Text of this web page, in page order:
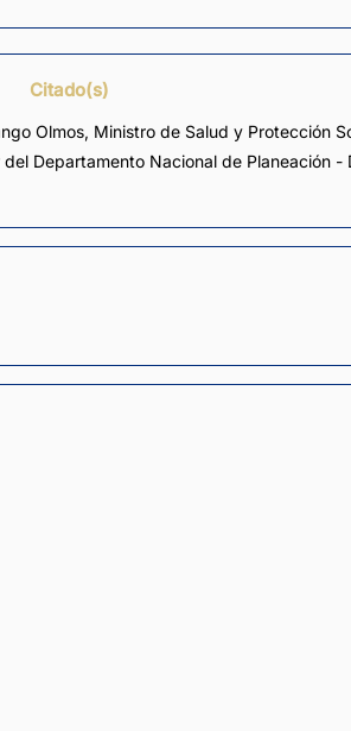
Citado(s)
Olmos, Ministro de Salud y Protección
Departamento Nacional de Planeación -